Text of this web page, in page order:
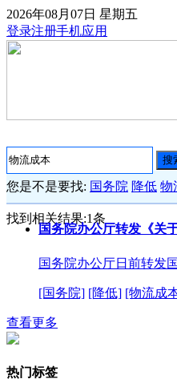
2026年08月07日 星期五
登录注册手机应用
搜
您是不是要找: 国务院 降低 物
找到相关结果:1条
国务院办公厅转发《关
国务院办公厅日前转发
[国务院] [降低] [物流成
查看更多
热门标签